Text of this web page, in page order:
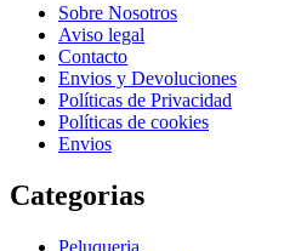
Sobre Nosotros
Aviso legal
Contacto
Envios y Devoluciones
Políticas de Privacidad
Políticas de cookies
Envios
Categorias
Peluqueria